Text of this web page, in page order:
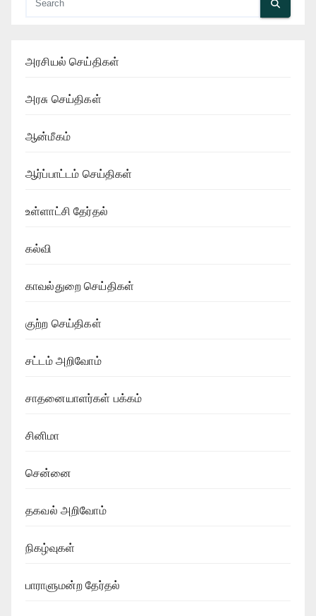
அரசியல் செய்திகள்
அரசு செய்திகள்
ஆன்மீகம்
ஆர்ப்பாட்டம் செய்திகள்
உள்ளாட்சி தேர்தல்
கல்வி
காவல்துறை செய்திகள்
குற்ற செய்திகள்
சட்டம் அறிவோம்
சாதனையாளர்கள் பக்கம்
சினிமா
சென்னை
தகவல் அறிவோம்
நிகழ்வுகள்
பாராளுமன்ற தேர்தல்